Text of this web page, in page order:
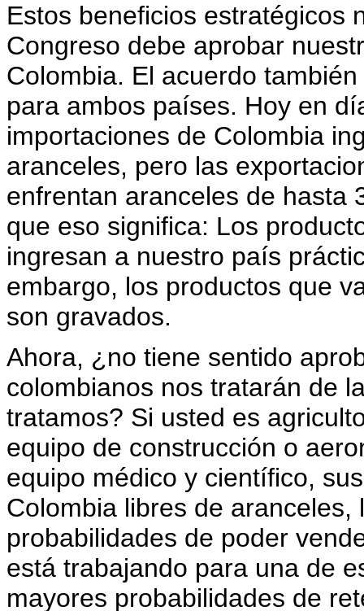
Estos beneficios estratégicos
Congreso debe aprobar
Colombia. El acuerdo
para ambos países. Hoy en
importaciones de Colombia
aranceles, pero las
enfrentan aranceles de hasta
que eso significa: Los
ingresan a nuestro país
embargo, los productos que
son gravados.
Ahora, ¿no tiene sentido
colombianos nos tratarán de
tratamos? Si usted es
equipo de construcción o
equipo médico y científico,
Colombia libres de
probabilidades de poder
está trabajando para una de
mayores probabilidades de